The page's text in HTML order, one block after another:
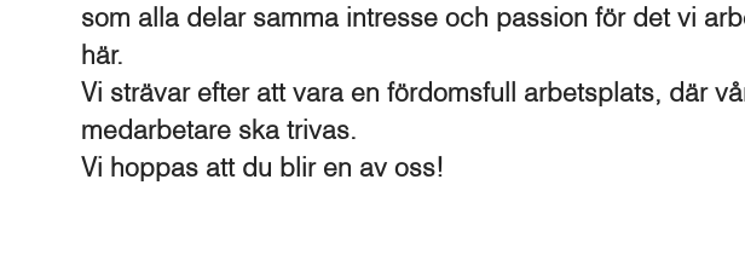
som alla delar samma intresse och passion för det vi
här.
Vi strävar efter att vara en fördomsfull arbetsplats, där
medarbetare ska trivas.
Vi hoppas att du blir en av oss!